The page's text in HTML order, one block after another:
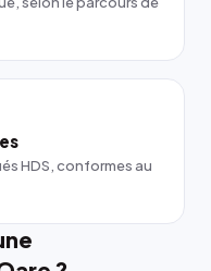
HDS, conformes au